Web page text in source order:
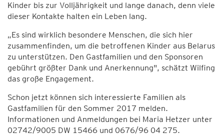
Kinder bis zur Volljährigkeit und lange danach, denn viele
dieser Kontakte halten ein Leben lang.
„Es sind wirklich besondere Menschen, die sich hier
zusammenfinden, um die betroffenen Kinder aus Belarus
zu unterstützen. Den Gastfamilien und den Sponsoren
gebührt größter Dank und Anerkennung", schätzt Wilfing
das große Engagement.
Schon jetzt können sich interessierte Familien als
Gastfamilien für den Sommer 2017 melden.
Informationen und Anmeldungen bei Maria Hetzer unter
02742/9005 DW 15466 und 0676/96 04 275.